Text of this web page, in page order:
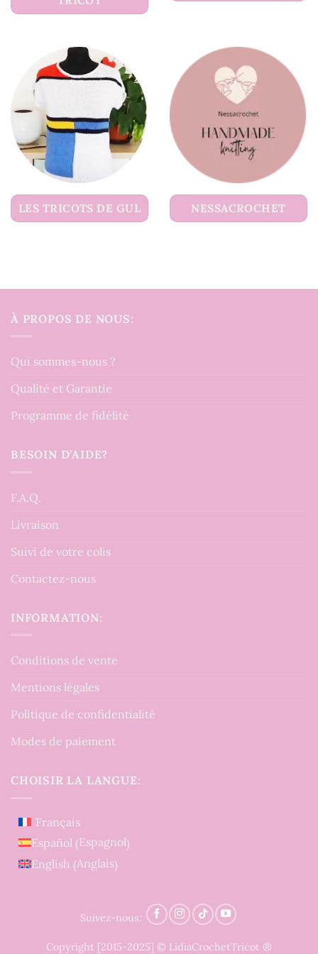
LES TRICOTS DE GUL NESSACROCHET
À PROPOS DE NOUS:
Qui sommes-nous ?
Qualité et Garantie
Programme de fidélité
BESOIN D’AIDE?
F.A.Q.
Livraison
Suivi de votre colis
Contactez-nous
INFORMATION:
Conditions de vente
Mentions légales
Politique de confidentialité
Modes de paiement
CHOISIR LA LANGUE:
Français
Español (Espagnol)
English (Anglais)
Suivez-nous:
Copyright [2015-2025] © LidiaCrochetTricot ®